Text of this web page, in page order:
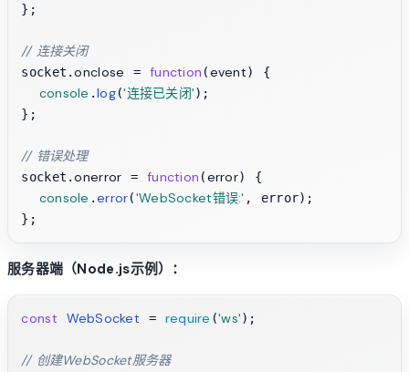
};
// 连接关闭
socket.onclose = function (event) {
console .log('连接已关闭');
};
// 错误处理
socket.onerror = function (error) {
console .error('WebSocket错误:' , error);
服务器端（Node.js示例）：
const WebSocket = require ('ws');
// 创建WebSocket服务器